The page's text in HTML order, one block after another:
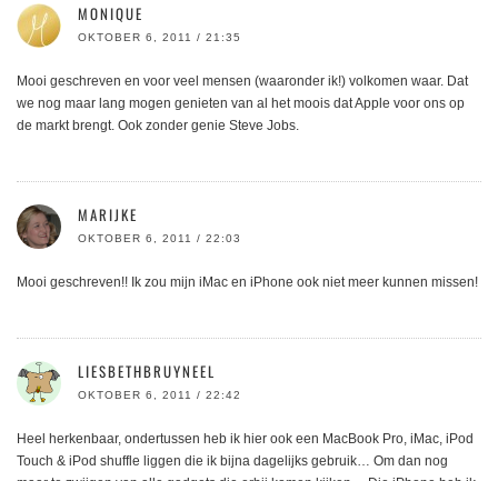
MONIQUE
OKTOBER 6, 2011 / 21:35
Mooi geschreven en voor veel mensen (waaronder ik!) volkomen waar. Dat
we nog maar lang mogen genieten van al het moois dat Apple voor ons op
de markt brengt. Ook zonder genie Steve Jobs.
MARIJKE
OKTOBER 6, 2011 / 22:03
Mooi geschreven!! Ik zou mijn iMac en iPhone ook niet meer kunnen missen!
LIESBETHBRUYNEEL
OKTOBER 6, 2011 / 22:42
Heel herkenbaar, ondertussen heb ik hier ook een MacBook Pro, iMac, iPod
Touch & iPod shuffle liggen die ik bijna dagelijks gebruik… Om dan nog